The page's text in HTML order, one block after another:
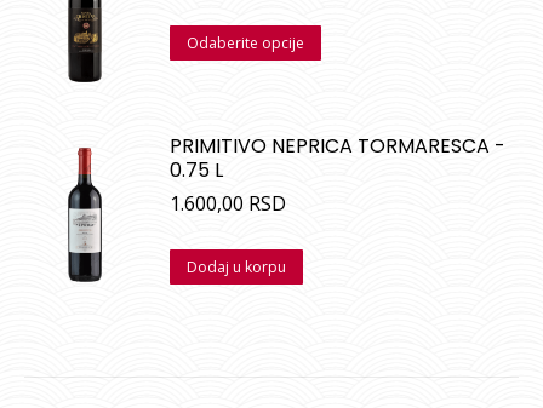
Odaberite opcije
PRIMITIVO NEPRICA TORMARESCA -
0.75 L
1.600,00 RSD
Dodaj u korpu